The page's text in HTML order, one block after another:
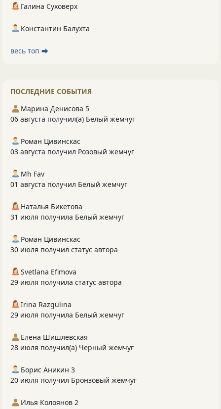
Галина Суховерх
Константин Балухта
весь топ ⮕
ПОСЛЕДНИЕ СОБЫТИЯ
Марина Денисова 5
06 августа получил(а) Белый жемчуг
Роман Цивинскас
03 августа получил Розовый жемчуг
Mh Fav
01 августа получил Белый жемчуг
Наталья Бикетова
31 июля получила Белый жемчуг
Роман Цивинскас
30 июля получил статус автора
Svetlana Efimova
29 июля получила статус автора
Irina Razgulina
29 июля получила Белый жемчуг
Елена Шишлевская
28 июля получил(а) Черный жемчуг
Борис Аникин 3
20 июля получил Бронзовый жемчуг
Илья Колоянов 2